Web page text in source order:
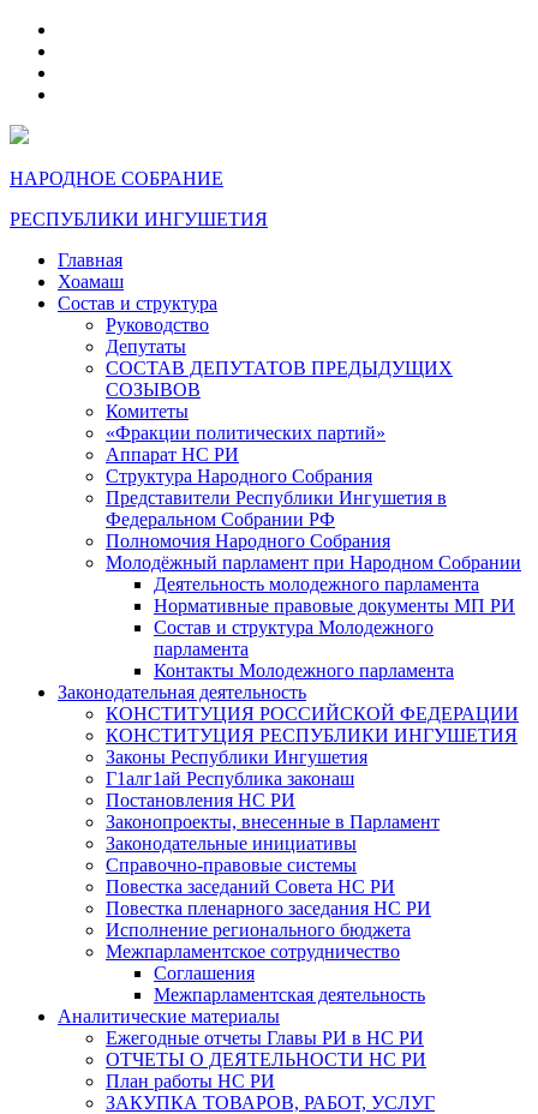
НАРОДНОЕ СОБРАНИЕ
РЕСПУБЛИКИ ИНГУШЕТИЯ
Главная
Хоамаш
Состав и структура
Руководство
Депутаты
СОСТАВ ДЕПУТАТОВ ПРЕДЫДУЩИХ
СОЗЫВОВ
Комитеты
«Фракции политических партий»
Аппарат НС РИ
Структура Народного Собрания
Представители Республики Ингушетия в
Федеральном Собрании РФ
Полномочия Народного Собрания
Молодёжный парламент при Народном Собрании
Деятельность молодежного парламента
Нормативные правовые документы МП РИ
Состав и структура Молодежного
парламента
Контакты Молодежного парламента
Законодательная деятельность
КОНСТИТУЦИЯ РОССИЙСКОЙ ФЕДЕРАЦИИ
КОНСТИТУЦИЯ РЕСПУБЛИКИ ИНГУШЕТИЯ
Законы Республики Ингушетия
Г1алг1ай Республика законаш
Постановления НС РИ
Законопроекты, внесенные в Парламент
Законодательные инициативы
Справочно-правовые системы
Повестка заседаний Совета НС РИ
Повестка пленарного заседания НС РИ
Исполнение регионального бюджета
Межпарламентское сотрудничество
Соглашения
Межпарламентская деятельность
Аналитические материалы
Ежегодные отчеты Главы РИ в НС РИ
ОТЧЕТЫ О ДЕЯТЕЛЬНОСТИ НС РИ
План работы НС РИ
ЗАКУПКА ТОВАРОВ, РАБОТ, УСЛУГ